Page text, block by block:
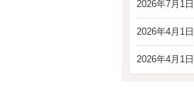
2026年7月1
2026年4月1
2026年4月1